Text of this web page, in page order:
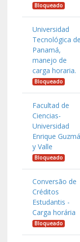
Bloqueado
Universidad
Tecnológica de
Panamá,
manejo de
carga horaria.
Bloqueado
Facultad de
Ciencias-
Universidad
Enrique
y Valle
Bloqueado
Conversão de
Créditos
Estudantis -
Carga horária
Bloqueado